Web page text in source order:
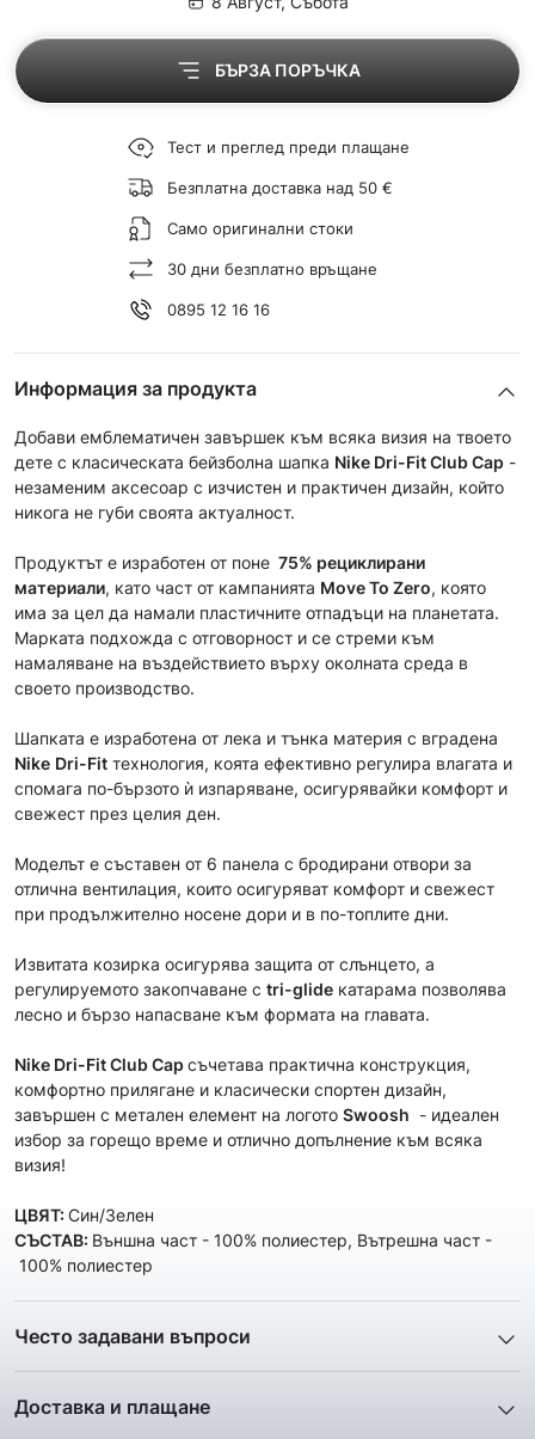
БЪРЗА ПОРЪЧКА
Тест и преглед преди плащане
Безплатна доставка над 50 €
Само оригинални стоки
30 дни безплатно връщане
0895 12 16 16
Информация за продукта
Добави емблематичен завършек към всяка визия на твоето
дете с класическата бейзболна шапка Nike Dri-Fit Club Cap -
незаменим аксесоар с изчистен и практичен дизайн, който
никога не губи своята актуалност.
Продуктът е изработен от поне 75% рециклирани
материали, като част от кампанията Move To Zero, която
има за цел да намали пластичните отпадъци на планетата.
Марката подхожда с отговорност и се стреми към
намаляване на въздействието върху околната среда в
своето производство.
Шапката е изработена от лека и тънка материя с вградена
Nike Dri-Fit технология, коята ефективно регулира влагата и
спомага по-бързото ѝ изпаряване, осигурявайки комфорт и
свежест през целия ден.
Моделът е съставен от 6 панела с бродирани отвори за
отлична вентилация, които осигуряват комфорт и свежест
при продължително носене дори и в по-топлите дни.
Извитата козирка осигурява защита от слънцето, а
регулируемото закопчаване с tri-glide катарама позволява
лесно и бързо напасване към формата на главата.
Nike Dri-Fit Club Capсъчетава практична конструкция,
комфортно прилягане и класически спортен дизайн,
завършен с метален елемент на логото Swoosh - идеален
избор за горещо време и отлично допълнение към всяка
визия!
ЦВЯТ: Син/Зелен
СЪСТАВ: Външна част - 100% полиестер, Вътрешна част -
100% полиестер
Често задавани въпроси
ще получа?
Доставка и плащане